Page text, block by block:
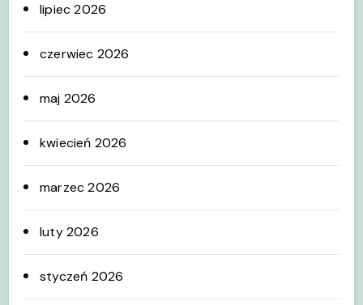
lipiec 2026
czerwiec 2026
maj 2026
kwiecień 2026
marzec 2026
luty 2026
styczeń 2026